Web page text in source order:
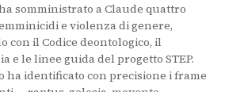
somministrato a Claude quattro
e violenza di genere,
con il Codice deontologico, il
e le linee guida del progetto STEP.
ha identificato con precisione i frame